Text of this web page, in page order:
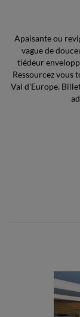
Apaisante ou
vague de
tiédeur
Ressourcez vous
Val d'Europe.